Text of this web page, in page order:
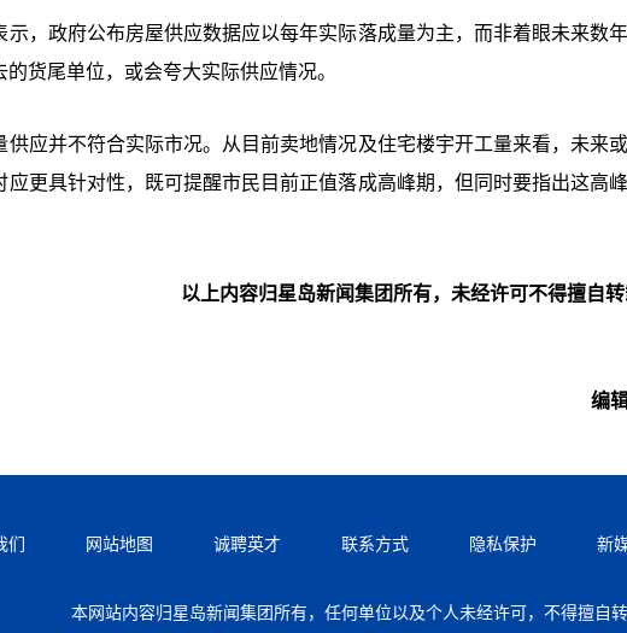
，政府公布房屋供应数据应以每年实际落成量为主，而非着眼未来数
货尾单位，或会夸大实际供应情况。
应并不符合实际市况。从目前卖地情况及住宅楼宇开工量来看，未来
更具针对性，既可提醒市民目前正值落成高峰期，但同时要指出这高
以上内容归星岛新闻集团所有，未经许可不得擅自转
编
们 网站地图 诚聘英才 联系方式 隐私保护 新
本网站内容归星岛新闻集团所有，任何单位以及个人未经许可，不得擅自转